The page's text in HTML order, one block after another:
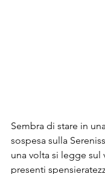
Sembra di stare in
sospesa sulla
una volta si legge
presenti